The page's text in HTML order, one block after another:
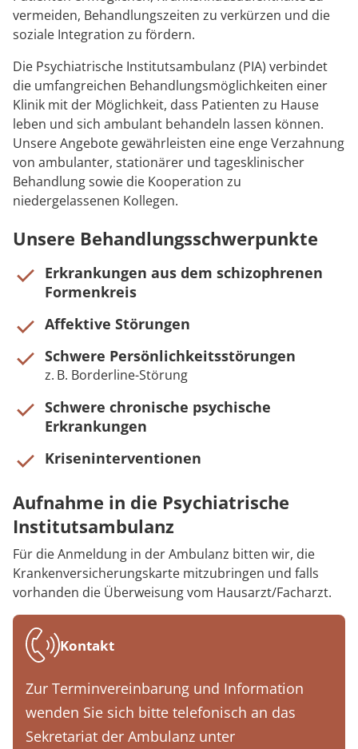
vermeiden, Behandlungszeiten zu verkürzen und die
soziale Integration zu fördern.
Die Psychiatrische Institutsambulanz (PIA) verbindet
die umfangreichen Behandlungsmöglichkeiten einer
Klinik mit der Möglichkeit, dass Patienten zu Hause
leben und sich ambulant behandeln lassen können.
Unsere Angebote gewährleisten eine enge Verzahnung
von ambulanter, stationärer und tagesklinischer
Behandlung sowie die Kooperation zu
niedergelassenen Kollegen.
Unsere Behandlungsschwerpunkte
Erkrankungen aus dem schizophrenen
Formenkreis
Affektive Störungen
Schwere Persönlichkeitsstörungen
z. B. Borderline-Störung
Schwere chronische psychische
Erkrankungen
Kriseninterventionen
Aufnahme in die Psychiatrische
Institutsambulanz
Für die Anmeldung in der Ambulanz bitten wir, die
Krankenversicherungskarte mitzubringen und falls
vorhanden die Überweisung vom Hausarzt/Facharzt.
Kontakt
Zur Terminvereinbarung und Information
wenden Sie sich bitte telefonisch an das
Sekretariat der Ambulanz unter